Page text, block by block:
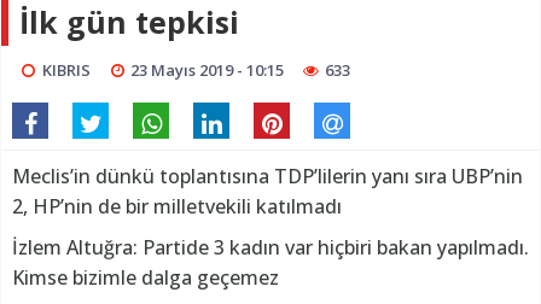
İlk gün tepkisi
KIBRIS 23 Mayıs 2019 - 10:15 633
Meclis’in dünkü toplantısına TDP’lilerin yanı sıra UBP’nin
2, HP’nin de bir milletvekili katılmadı
İzlem Altuğra: Partide 3 kadın var hiçbiri bakan yapılmadı.
Kimse bizimle dalga geçemez